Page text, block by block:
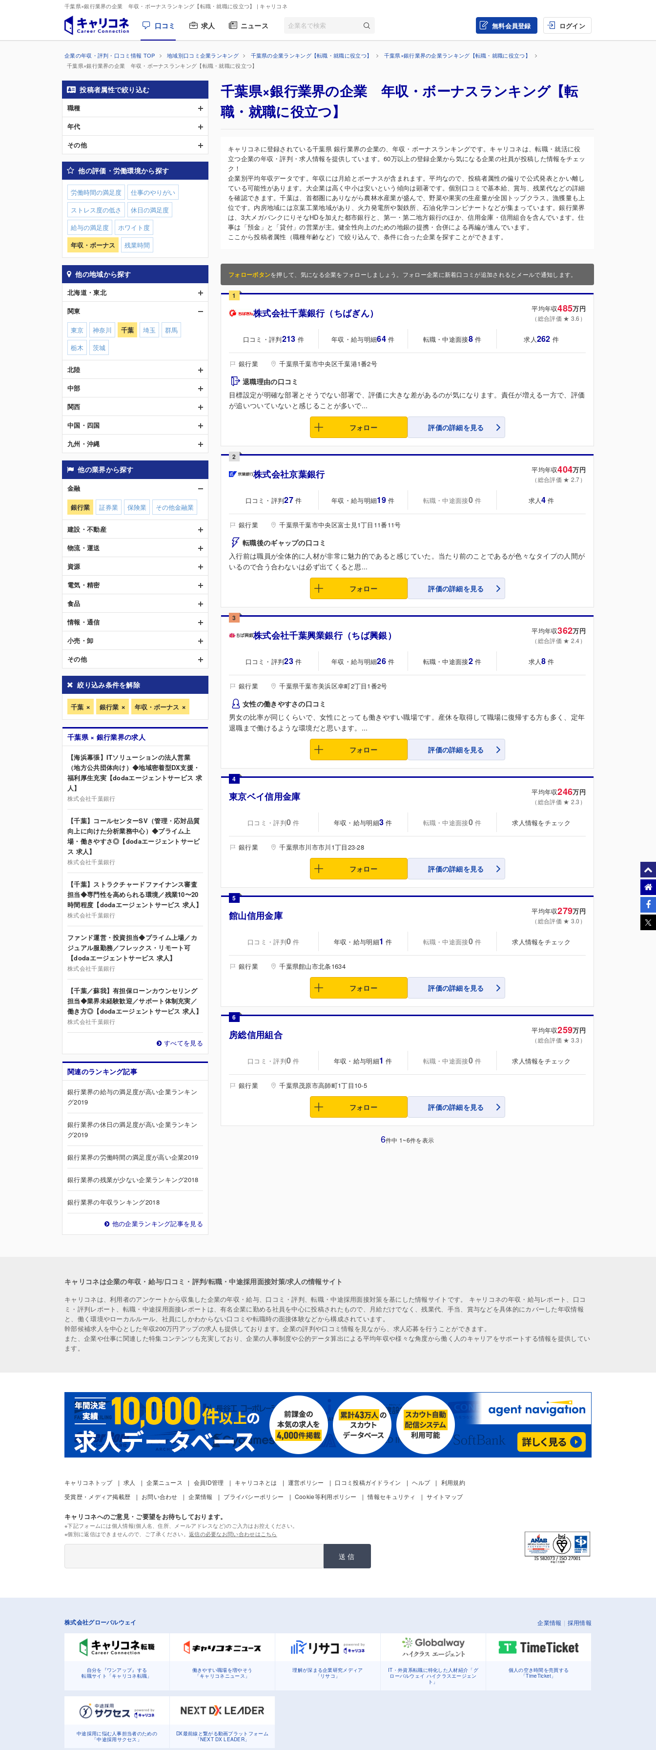
千葉県×銀行業界の企業 年収・ボーナスランキング【転職・就職に役立つ】 | キャリコネ
口コミ 求人 ニュース 無料会員登録 ログイン
企業の年収・評判・口コミ情報 TOP 地域別口コミ企業ランキング 千葉県の企業ランキング【転職・就職に役立つ】
千葉県×銀行業界の企業ランキング【転職・就職に役立つ】
千葉県×銀行業界の企業 年収・ボーナスランキング【転職・就職に役立つ】
千葉県×銀行業界の企業 年収・ボーナスランキング【転
職・就職に役立つ】
キャリコネに登録されている千葉県 銀行業界の企業の、年収・ボーナスランキングです。キャリコネは、転職・就活に役
立つ企業の年収・評判・求人情報を提供しています。60万以上の登録企業から気になる企業の社員が投稿した情報をチェッ
ク！
企業別平均年収データです。年収には月給とボーナスが含まれます。平均なので、投稿者属性の偏りで公式発表とかい離し
ている可能性があります。大企業は高く中小は安いという傾向は顕著です。個別口コミで基本給、賞与、残業代などの詳細
を確認できます。千葉は、首都圏にありながら農林水産業が盛んで、野菜や果実の生産量が全国トップクラス。漁獲量も上
位です。内房地域には京葉工業地域があり、火力発電所や製鉄所、石油化学コンビナートなどが集まっています。銀行業界
は、3大メガバンクにりそなHDを加えた都市銀行と、第一・第二地方銀行のほか、信用金庫・信用組合を含んでいます。仕
事は「預金」と「貸付」の営業が主。健全性向上のための地銀の提携・合併による再編が進んでいます。
ここから投稿者属性（職種年齢など）で絞り込んで、条件に合った企業を探すことができます。
フォローボタンを押して、気になる企業をフォローしましょう。フォロー企業に新着口コミが追加されるとメールで通知します。
1
株式会社千葉銀行（ちばぎん） 平均年収485万円
（総合評価 ★ 3.6）
口コミ・評判213 件 年収・給与明細64 件 転職・中途面接8 件 求人262 件
銀行業 千葉県千葉市中央区千葉港1番2号
退職理由の口コミ
目標設定が明確な部署とそうでない部署で、評価に大きな差があるのが気になります。責任が増える一方で、評価
が追いついていないと感じることが多いで...
フォロー 評価の詳細を見る
2
株式会社京葉銀行 平均年収404万円
（総合評価 ★ 2.7）
口コミ・評判27 件 年収・給与明細19 件 転職・中途面接0 件 求人4 件
銀行業 千葉県千葉市中央区富士見1丁目11番11号
転職後のギャップの口コミ
入行前は職員が全体的に人材が非常に魅力的であると感じていた。当たり前のことであるが色々なタイプの人間が
いるので合う合わないは必ず出てくると思...
フォロー 評価の詳細を見る
3
株式会社千葉興業銀行（ちば興銀） 平均年収362万円
（総合評価 ★ 2.4）
口コミ・評判23 件 年収・給与明細26 件 転職・中途面接2 件 求人8 件
銀行業 千葉県千葉市美浜区幸町2丁目1番2号
女性の働きやすさの口コミ
男女の比率が同じくらいで、女性にとっても働きやすい職場です。産休を取得して職場に復帰する方も多く、定年
退職まで働けるような環境だと思います。...
フォロー 評価の詳細を見る
4
東京ベイ信用金庫 平均年収246万円
（総合評価 ★ 2.3）
口コミ・評判0 件 年収・給与明細3 件 転職・中途面接0 件 求人情報をチェック
銀行業 千葉県市川市市川1丁目23-28
フォロー 評価の詳細を見る
5
館山信用金庫 平均年収279万円
（総合評価 ★ 3.0）
口コミ・評判0 件 年収・給与明細1 件 転職・中途面接0 件 求人情報をチェック
銀行業 千葉県館山市北条1634
フォロー 評価の詳細を見る
6
房総信用組合 平均年収259万円
（総合評価 ★ 3.3）
口コミ・評判0 件 年収・給与明細1 件 転職・中途面接0 件 求人情報をチェック
銀行業 千葉県茂原市高師町1丁目10-5
フォロー 評価の詳細を見る
6件中 1~6件を表示
投稿者属性で絞り込む
職種
年代
その他
他の評価・労働環境から探す
労働時間の満足度
仕事のやりがい
ストレス度の低さ
休日の満足度
給与の満足度
ホワイト度
年収・ボーナス
残業時間
他の地域から探す
北海道・東北
関東
東京 神奈川 千葉 埼玉
群馬
栃木
茨城
北陸
中部
関西
中国・四国
九州・沖縄
他の業界から探す
金融
銀行業 証券業 保険業 その他金融業
建設・不動産
物流・運送
資源
電気・精密
食品
情報・通信
小売・卸
その他
絞り込み条件を解除
千葉 銀行業 年収・ボーナス
千葉県 × 銀行業界の求人
【海浜幕張】ITソリューションの法人営業
（地方公共団体向け）◆地域密着型DX支援・
福利厚生充実【dodaエージェントサービス 求
人】
株式会社千葉銀行
【千葉】コールセンターSV（管理・応対品質
向上に向けた分析業務中心）◆プライム上
場・働きやすさ◎【dodaエージェントサービ
ス 求人】
株式会社千葉銀行
【千葉】ストラクチャードファイナンス審査
担当◆専門性を高められる環境／残業10〜20
時間程度【dodaエージェントサービス 求人】
株式会社千葉銀行
ファンド運営・投資担当◆プライム上場／カ
ジュアル服勤務／フレックス・リモート可
【dodaエージェントサービス 求人】
株式会社千葉銀行
【千葉／蘇我】有担保ローンカウンセリング
担当◆業界未経験歓迎／サポート体制充実／
働き方◎【dodaエージェントサービス 求人】
株式会社千葉銀行
すべてを見る
関連のランキング記事
銀行業界の給与の満足度が高い企業ランキン
グ2019
銀行業界の休日の満足度が高い企業ランキン
グ2019
銀行業界の労働時間の満足度が高い企業2019
銀行業界の残業が少ない企業ランキング2018
銀行業界の年収ランキング2018
他の企業ランキング記事を見る
キャリコネは企業の年収・給与/口コミ・評判/転職・中途採用面接対策/求人の情報サイト
キャリコネは、利用者のアンケートから収集した企業の年収・給与、口コミ・評判、転職・中途採用面接対策を基にした情報サイトです。 キャリコネの年収・給与レポート、口コ
ミ・評判レポート、転職・中途採用面接レポートは、有名企業に勤める社員を中心に投稿されたもので、月給だけでなく、残業代、手当、賞与などを具体的にカバーした年収情報
と、働く環境やローカルルール、社員にしかわからない口コミや転職時の面接体験などから構成されています。
幹部候補求人を中心とした年収200万円アップの求人も提供しております。企業の評判や口コミ情報を見ながら、求人応募を行うことができます。
また、企業や仕事に関連した特集コンテンツも充実しており、企業の人事制度や公的データ算出による平均年収や様々な角度から働く人のキャリアをサポートする情報を提供してい
ます。
キャリコネトップ 求人 企業ニュース 会員ID管理 キャリコネとは 運営ポリシー 口コミ投稿ガイドライン ヘルプ
利用規約
受賞歴・メディア掲載歴
お問い合わせ 企業情報 プライバシーポリシー Cookie等利用ポリシー 情報セキュリティ サイトマップ
キャリコネへのご意見・ご要望をお待ちしております。
※下記フォームには個人情報(個人名、住所、メールアドレスなど)のご入力はお控えください。
※個別に返信はできませんので、ご了承ください。 返信の必要なお問い合わせはこちら
送信
株式会社グローバルウェイ 企業情報 採用情報
自分を『ワンアップ』する
転職サイト「キャリコネ転職」
働きやすい職場を増やそう
「キャリコネニュース」
理解が深まる企業研究メディア
「リサコ」
IT・外資系転職に特化した人材紹介「グ
ローバルウェイ ハイクラスエージェン
ト」
個人の空き時間を売買する
「TimeTicket」
中途採用に悩む人事担当者のための
「中途採用サクセス」
DX最前線と繋がる動画プラットフォーム
「NEXT DX LEADER」